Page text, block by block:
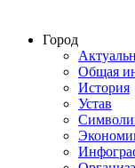
Город
Общая
История
Устав